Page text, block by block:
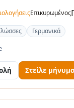
Επικυρωμένος
Γερμανικά
Στείλε